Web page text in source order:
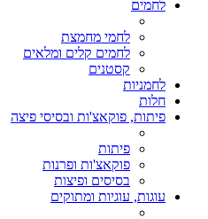
לחמים
לחמי מחמצת
לחמים קלים ומלאים
קסטנים
לחמניות
חלות
פיתות, פוקאצ'ות ובסיסי פיצה
פיתות
פוקאצ'ות ופרנות
בסיסים ופיצות
עוגות, עוגיות ומתוקים